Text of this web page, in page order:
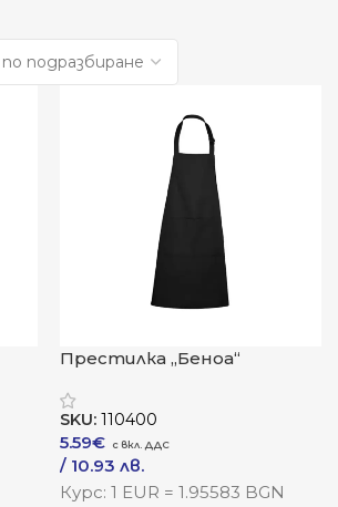
Престилка „Беноа“
SKU:110400
5.59€
/ 10.93 лв.
Към Продукта
Курс: 1 EUR = 1.95583 BGN